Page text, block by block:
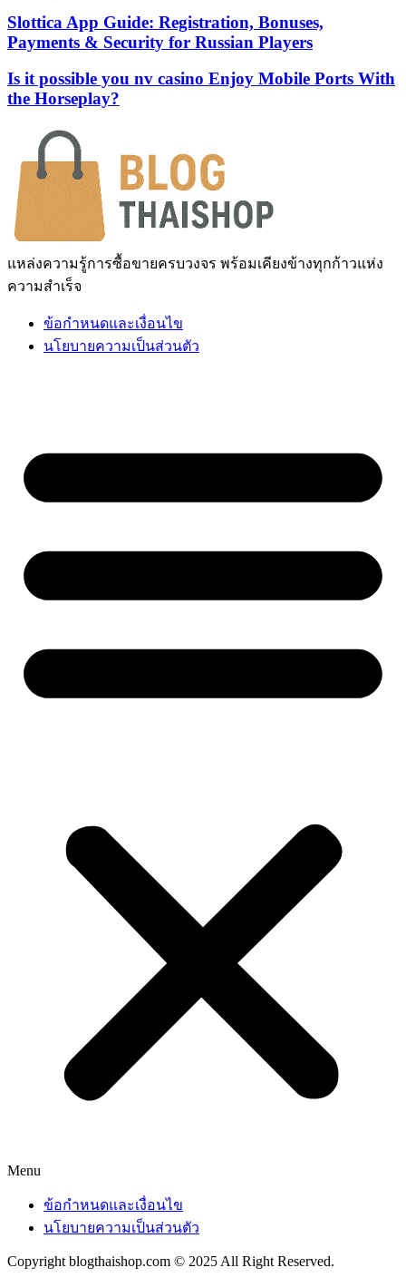
Slottica App Guide: Registration, Bonuses,
Payments & Security for Russian Players
Is it possible you nv casino Enjoy Mobile Ports With
the Horseplay?
แหล่งความรู้การซื้อขายครบวงจร พร้อมเคียงข้างทุกก้าวแห่ง
ความสำเร็จ
ข้อกำหนดและเงื่อนไข
นโยบายความเป็นส่วนตัว
Menu
ข้อกำหนดและเงื่อนไข
นโยบายความเป็นส่วนตัว
Copyright blogthaishop.com © 2025 All Right Reserved.